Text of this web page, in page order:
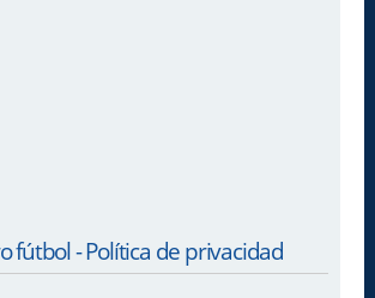
fútbol - Política de privacidad